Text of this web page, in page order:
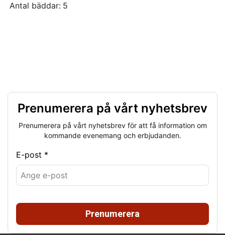
Antal bäddar: 5
Prenumerera på vårt nyhetsbrev
Prenumerera på vårt nyhetsbrev för att få information om
kommande evenemang och erbjudanden.
E-post *
Prenumerera